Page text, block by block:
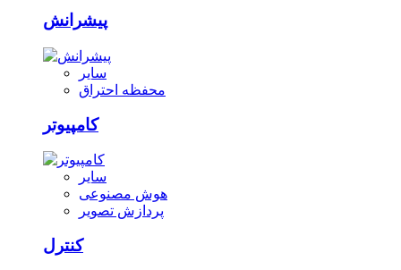
پیشرانش
سایر
محفظه احتراق
کامپیوتر
سایر
هوش مصنوعی
پردازش تصویر
کنترل